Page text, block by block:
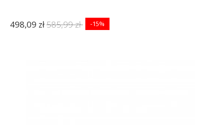
498,09 zł585,99 zł -15%